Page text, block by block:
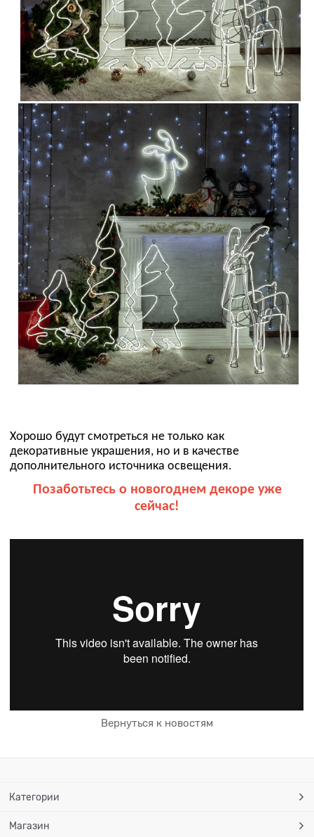
Хорошо будут смотреться не только как
декоративные украшения, но и в качестве
дополнительного источника освещения.
Позаботьтесь о новогоднем декоре уже
сейчас!
Вернуться к новостям
Категории
Магазин